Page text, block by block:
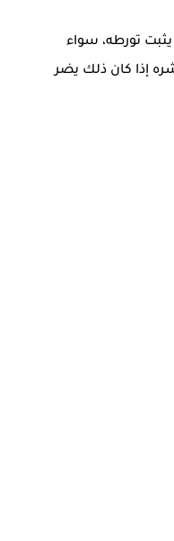
تورطه، سواء
إذا كان ذلك يضر